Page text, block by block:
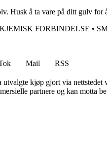
Husk å ta vare på ditt gulv for
KJEMISK FORBINDELSE •
Mail
RSS
kjøp gjort via nettstedet
partnere og kan motta